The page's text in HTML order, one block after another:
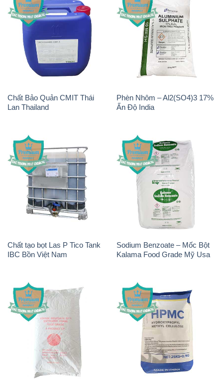
Chất Bảo Quản CMIT Thái
Lan Thailand
Phèn Nhôm – Al2(SO4)3 17%
Ấn Độ India
Chất tạo bọt Las P Tico Tank
IBC Bồn Việt Nam
Sodium Benzoate – Mốc Bột
Kalama Food Grade Mỹ Usa